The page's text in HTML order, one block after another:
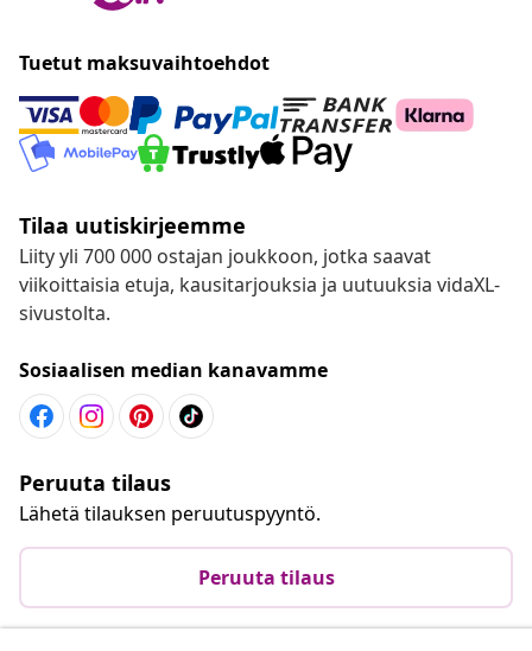
Tuetut maksuvaihtoehdot
Tilaa uutiskirjeemme
Liity yli 700 000 ostajan joukkoon, jotka saavat
viikoittaisia etuja, kausitarjouksia ja uutuuksia vidaXL-
sivustolta.
Sosiaalisen median kanavamme
Peruuta tilaus
Lähetä tilauksen peruutuspyyntö.
Peruuta tilaus